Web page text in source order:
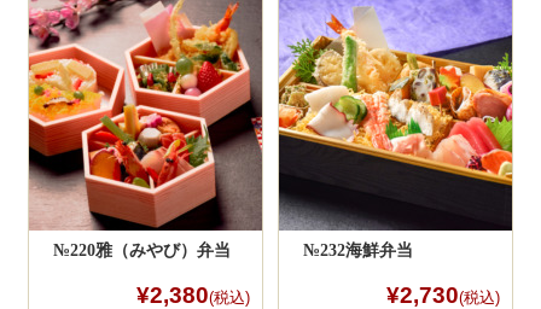
スタッフブログ
求人情報
会社概要
お問い合わせ
サイトマップ
ログイン・マイページ
特定商取引法に基づく表記
初回注文の一番最後に任意パスワード入れ
るだけで入力情報を保存できます。
次回以降はお客様情報（変更も可）が自動
反映されるので大変便利です。
ポイントもログイン時に「貯まる・使え
る」ようになります。
№220雅（みやび）弁当
¥2,380(税込)
№232海鮮弁当
¥2,730(税込)